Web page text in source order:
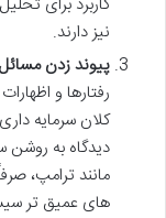
نیز دارند.
پیوند زدن
رفتارها و
کلان سرمایه
دیدگاه به
مانند ترامپ،
های عمیق تر